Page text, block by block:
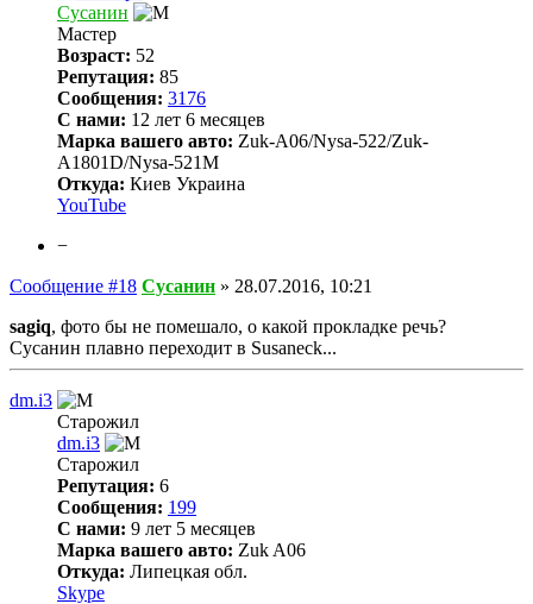
Сусанин
Мастер
Возраст: 52
Репутация: 85
Сообщения: 3176
С нами: 12 лет 6 месяцев
Марка вашего авто: Zuk-A06/Nysa-522/Zuk-
A1801D/Nysa-521M
Откуда: Киев Украина
YouTube
−
Сообщение #18 Сусанин » 28.07.2016, 10:21
sagiq, фото бы не помешало, о какой прокладке речь?
Сусанин плавно переходит в Susaneck...
dm.i3
Старожил
dm.i3
Старожил
Репутация: 6
Сообщения: 199
С нами: 9 лет 5 месяцев
Марка вашего авто: Zuk A06
Откуда: Липецкая обл.
Skype